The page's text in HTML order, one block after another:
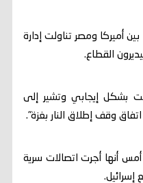
أميركا ومصر تناولت إدارة
القطاع.
بشكل إيجابي وتشير إلى
اتفاق وقف إطلاق النار بغزة".
أنها أجرت اتصالات سرية
إسرائيل.